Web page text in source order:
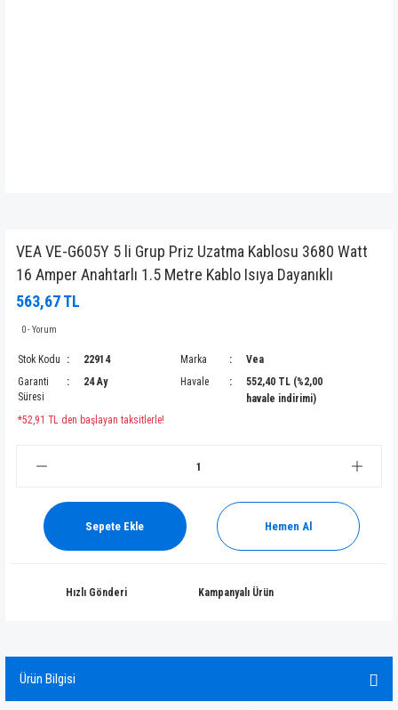
VEA VE-G605Y 5 li Grup Priz Uzatma Kablosu 3680 Watt
16 Amper Anahtarlı 1.5 Metre Kablo Isıya Dayanıklı
563,67 TL
0 - Yorum
Stok Kodu 22914 Marka
Vea
Garanti
Süresi
24 Ay Havale
552,40 TL (%2,00
havale indirimi)
*52,91 TL den başlayan taksitlerle!
Sepete Ekle Hemen Al
Hızlı Gönderi Kampanyalı Ürün
Ürün Bilgisi